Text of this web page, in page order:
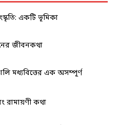
একটি ভূমিকা
জীবনকথা
মধ্যবিত্তের এক অসম্পূর্ণ
রামায়ণী কথা